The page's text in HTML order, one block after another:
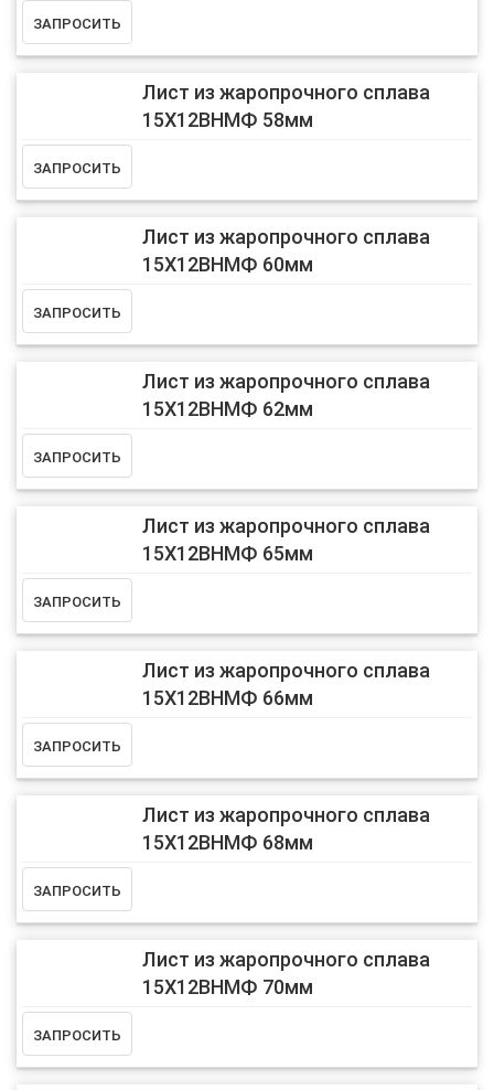
Лист из жаропрочного сплава
15Х12ВНМФ 58мм
Лист из жаропрочного сплава
15Х12ВНМФ 60мм
Лист из жаропрочного сплава
15Х12ВНМФ 62мм
Лист из жаропрочного сплава
15Х12ВНМФ 65мм
Лист из жаропрочного сплава
15Х12ВНМФ 66мм
Лист из жаропрочного сплава
15Х12ВНМФ 68мм
Лист из жаропрочного сплава
15Х12ВНМФ 70мм